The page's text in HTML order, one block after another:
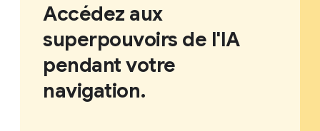
Accédez aux
superpouvoirs de l'IA
pendant votre
navigation.